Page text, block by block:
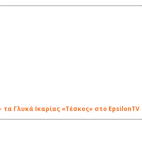
τα Γλυκά Ικαρίας «Τέσκος» στο EpsilonTV